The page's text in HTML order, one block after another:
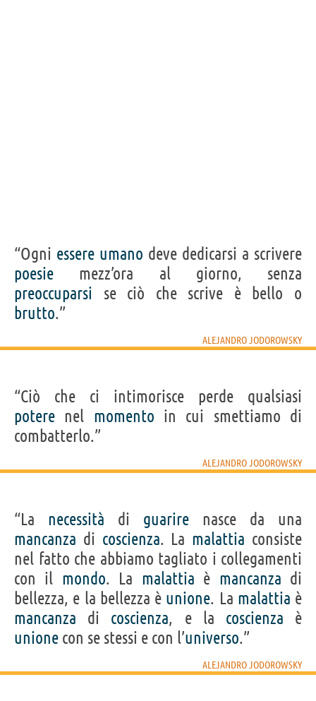
“Ogni essere umano deve dedicarsi a scrivere
poesie mezz’ora al giorno, senza
preoccuparsi se ciò che scrive è bello o
brutto.”
ALEJANDRO JODOROWSKY
“Ciò che ci intimorisce perde qualsiasi
potere nel momento in cui smettiamo di
combatterlo.”
ALEJANDRO JODOROWSKY
“La necessità di guarire nasce da una
mancanza di coscienza. La malattia consiste
nel fatto che abbiamo tagliato i collegamenti
con il mondo. La malattia è mancanza di
bellezza, e la bellezza è unione. La malattia è
mancanza di coscienza, e la coscienza è
unione con se stessi e con l’universo.”
ALEJANDRO JODOROWSKY